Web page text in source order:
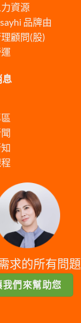
資源
品牌由
顧問(股)
息
求的所有問題
我們來幫助您